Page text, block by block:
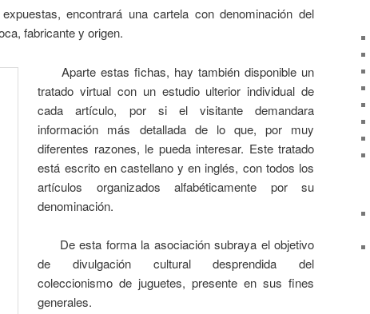
encontrará una cartela con denominación del
fabricante y origen.
Aparte estas fichas, hay también disponible un
tratado virtual con un estudio ulterior individual de
cada artículo, por si el visitante demandara
información más detallada de lo que, por muy
diferentes razones, le pueda interesar. Este tratado
está escrito en castellano y en inglés, con todos los
artículos organizados alfabéticamente por su
denominación.
De esta forma la asociación subraya el objetivo
de divulgación cultural desprendida del
coleccionismo de juguetes, presente en sus fines
generales.